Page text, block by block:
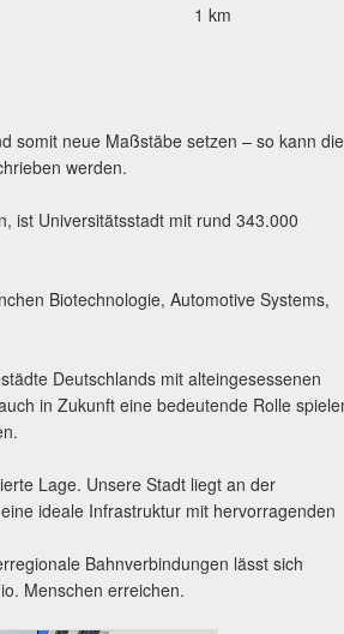
1 km
somit neue Maßstäbe setzen – so kann die
werden.
ist Universitätsstadt mit rund 343.000
Biotechnologie, Automotive Systems,
Deutschlands mit alteingesessenen
in Zukunft eine bedeutende Rolle
Lage. Unsere Stadt liegt an der
ideale Infrastruktur mit hervorragenden
Bahnverbindungen lässt sich
Menschen erreichen.